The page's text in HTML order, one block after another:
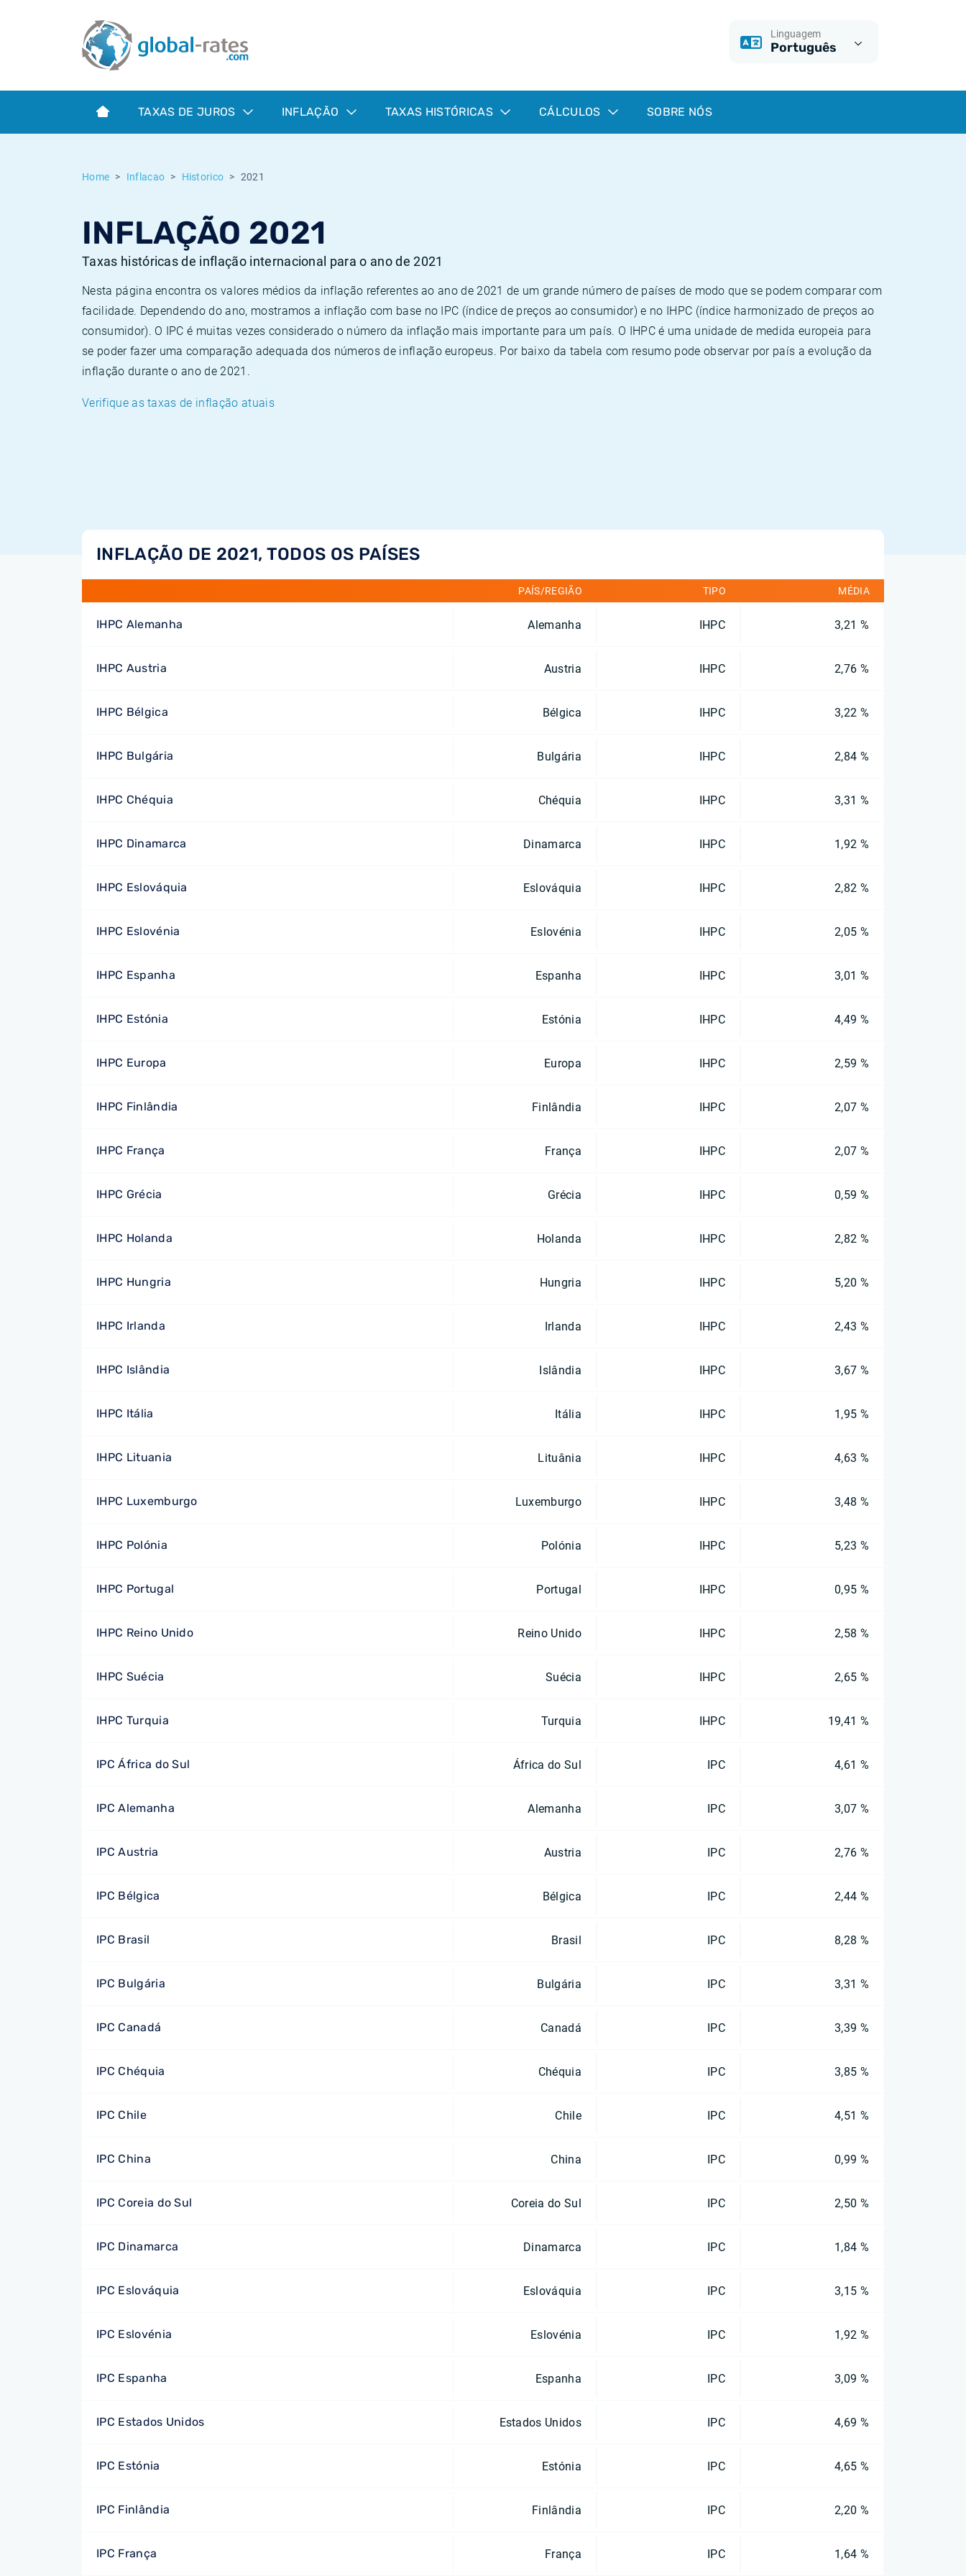
Linguagem
Português
TAXAS DE JUROS INFLAÇÃO TAXAS HISTÓRICAS CÁLCULOS SOBRE NÓS
Home Inflacao Historico 2021
INFLAÇÃO 2021
Taxas históricas de inflação internacional para o ano de 2021
Nesta página encontra os valores médios da inflação referentes ao ano de 2021 de um grande número de países de modo que se podem comparar com
facilidade. Dependendo do ano, mostramos a inflação com base no IPC (índice de preços ao consumidor) e no IHPC (índice harmonizado de preços ao
consumidor). O IPC é muitas vezes considerado o número da inflação mais importante para um país. O IHPC é uma unidade de medida europeia para
se poder fazer uma comparação adequada dos números de inflação europeus. Por baixo da tabela com resumo pode observar por país a evolução da
inflação durante o ano de 2021.
Verifique as taxas de inflação atuais
INFLAÇÃO DE 2021, TODOS OS PAÍSES
PAÍS/REGIÃO TIPO MÉDIA
IHPC Alemanha Alemanha IHPC 3,21 %
IHPC Austria Austria IHPC 2,76 %
IHPC Bélgica Bélgica IHPC 3,22 %
IHPC Bulgária Bulgária IHPC 2,84 %
IHPC Chéquia Chéquia IHPC 3,31 %
IHPC Dinamarca Dinamarca IHPC 1,92 %
IHPC Eslováquia Eslováquia IHPC 2,82 %
IHPC Eslovénia Eslovénia IHPC 2,05 %
IHPC Espanha Espanha IHPC 3,01 %
IHPC Estónia Estónia IHPC 4,49 %
IHPC Europa Europa IHPC 2,59 %
IHPC Finlândia Finlândia IHPC 2,07 %
IHPC França França IHPC 2,07 %
IHPC Grécia Grécia IHPC 0,59 %
IHPC Holanda Holanda IHPC 2,82 %
IHPC Hungria Hungria IHPC 5,20 %
IHPC Irlanda Irlanda IHPC 2,43 %
IHPC Islândia Islândia IHPC 3,67 %
IHPC Itália Itália IHPC 1,95 %
IHPC Lituania Lituânia IHPC 4,63 %
IHPC Luxemburgo Luxemburgo IHPC 3,48 %
IHPC Polónia Polónia IHPC 5,23 %
IHPC Portugal Portugal IHPC 0,95 %
IHPC Reino Unido Reino Unido IHPC 2,58 %
IHPC Suécia Suécia IHPC 2,65 %
IHPC Turquia Turquia IHPC 19,41 %
IPC África do Sul África do Sul IPC 4,61 %
IPC Alemanha Alemanha IPC 3,07 %
IPC Austria Austria IPC 2,76 %
IPC Bélgica Bélgica IPC 2,44 %
IPC Brasil Brasil IPC 8,28 %
IPC Bulgária Bulgária IPC 3,31 %
IPC Canadá Canadá IPC 3,39 %
IPC Chéquia Chéquia IPC 3,85 %
IPC Chile Chile IPC 4,51 %
IPC China China IPC 0,99 %
IPC Coreia do Sul Coreia do Sul IPC 2,50 %
IPC Dinamarca Dinamarca IPC 1,84 %
IPC Eslováquia Eslováquia IPC 3,15 %
IPC Eslovénia Eslovénia IPC 1,92 %
IPC Espanha Espanha IPC 3,09 %
IPC Estados Unidos Estados Unidos IPC 4,69 %
IPC Estónia Estónia IPC 4,65 %
IPC Finlândia Finlândia IPC 2,20 %
IPC França França IPC 1,64 %
Term SOFR
O que é a inflação do IPC?
O que é a inflação do IHPC?
Taxas Euribor históricas
Taxas ESTER históricas
Taxas de inflação históricas
Calculadora de inflação